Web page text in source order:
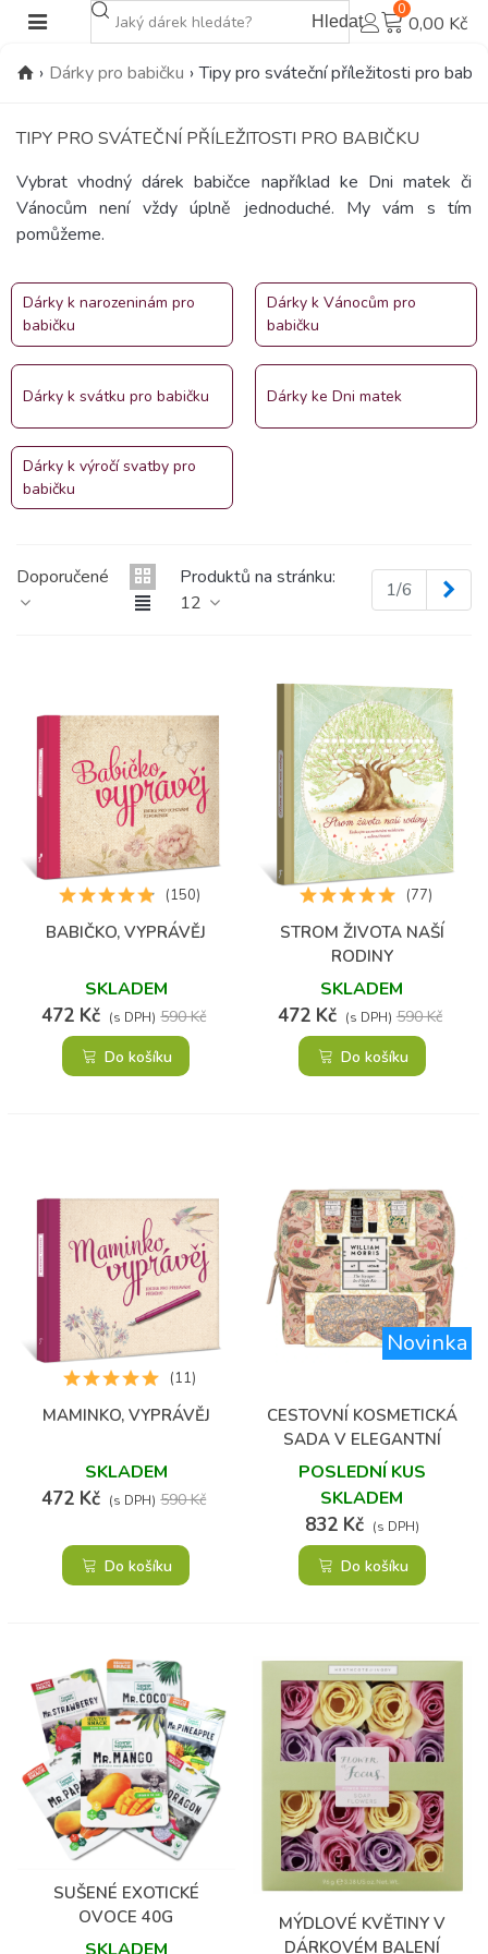
Hledat
0
0,00 Kč
› Dárky pro babičku › Tipy pro sváteční příležitosti pro
TIPY PRO SVÁTEČNÍ PŘÍLEŽITOSTI PRO BABIČKU
Vybrat vhodný dárek babičce například ke Dni matek či
Vánocům není vždy úplně jednoduché. My vám s tím
pomůžeme.
Dárky k narozeninám pro
babičku
Dárky k Vánocům pro
babičku
Dárky k svátku pro babičku Dárky ke Dni matek
Dárky k výročí svatby pro
babičku
Doporučené
Produktů na stránku:
12
1/6
BABIČKO, VYPRÁVĚJ
SKLADEM
472 Kč (s DPH) 590 Kč
(150)
Do košíku
STROM ŽIVOTA NAŠÍ
RODINY
SKLADEM
472 Kč (s DPH) 590 Kč
(77)
Do košíku
MAMINKO, VYPRÁVĚJ
SKLADEM
472 Kč (s DPH) 590 Kč
(11)
Do košíku
Novinka
CESTOVNÍ KOSMETICKÁ
SADA V ELEGANTNÍ
TAŠTIČCE
POSLEDNÍ KUS
SKLADEM
832 Kč (s DPH)
Do košíku
SUŠENÉ EXOTICKÉ
OVOCE 40G
MÝDLOVÉ KVĚTINY V
DÁRKOVÉM BALENÍ